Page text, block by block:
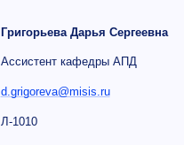
Григорьева Дарья Сергеевна
Ассистент кафедры АПД
d.grigoreva@misis.ru
Л-1010